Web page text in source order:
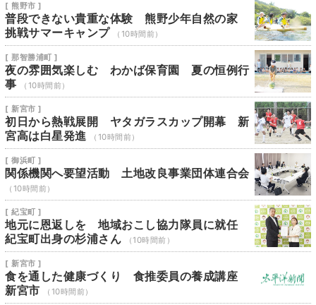
[ 熊野市 ]
普段できない貴重な体験 熊野少年自然の家
挑戦サマーキャンプ
（10時間前）
[ 那智勝浦町 ]
夜の雰囲気楽しむ わかば保育園 夏の恒例行
事
（10時間前）
[ 新宮市 ]
初日から熱戦展開 ヤタガラスカップ開幕 新
宮高は白星発進
（10時間前）
[ 御浜町 ]
関係機関へ要望活動 土地改良事業団体連合会
（10時間前）
[ 紀宝町 ]
地元に恩返しを 地域おこし協力隊員に就任
紀宝町出身の杉浦さん
（10時間前）
[ 新宮市 ]
食を通した健康づくり 食推委員の養成講座
新宮市
（10時間前）